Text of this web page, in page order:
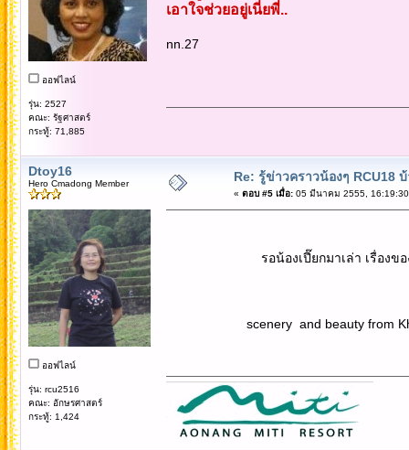
ออฟไลน์
รุ่น: 2527
คณะ: รัฐศาสตร์
กระทู้: 71,885
เอาใจช่วยอยู่เนี่ยพี่..
nn.27
Dtoy16
Hero Cmadong Member
ออฟไลน์
รุ่น: rcu2516
คณะ: อักษรศาสตร์
กระทู้: 1,424
Re: รู้ข่าวคราวน้องๆ RCU18
« ตอบ #5 เมื่อ:05 มีนาคม 2555,
รอน้องเปี๊ยกมาเล่า เรื่องของค
scenery and beauty from Khao